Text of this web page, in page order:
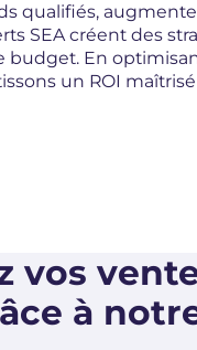
qualifiés,
SEA créent des
budget. En
un ROI
vos
à